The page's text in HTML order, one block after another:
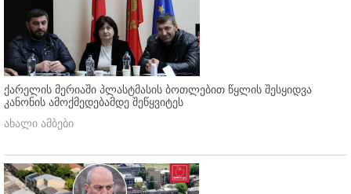
ქარელის მერიაში პლასტმასის ბოთლებით წყლის შესყიდვა
კანონის ამოქმედებამდე შეწყვიტეს
ახალი ამბები